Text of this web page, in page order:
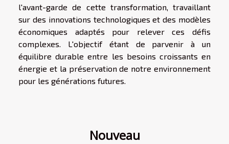
l'avant-garde de cette transformation, travaillant
sur des innovations technologiques et des modèles
économiques adaptés pour relever ces défis
complexes. L'objectif étant de parvenir à un
équilibre durable entre les besoins croissants en
énergie et la préservation de notre environnement
pour les générations futures.
Nouveau